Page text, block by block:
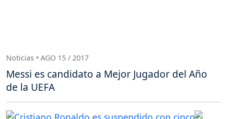
Noticias • AGO 15 / 2017
Messi es candidato a Mejor Jugador del Año
de la UEFA